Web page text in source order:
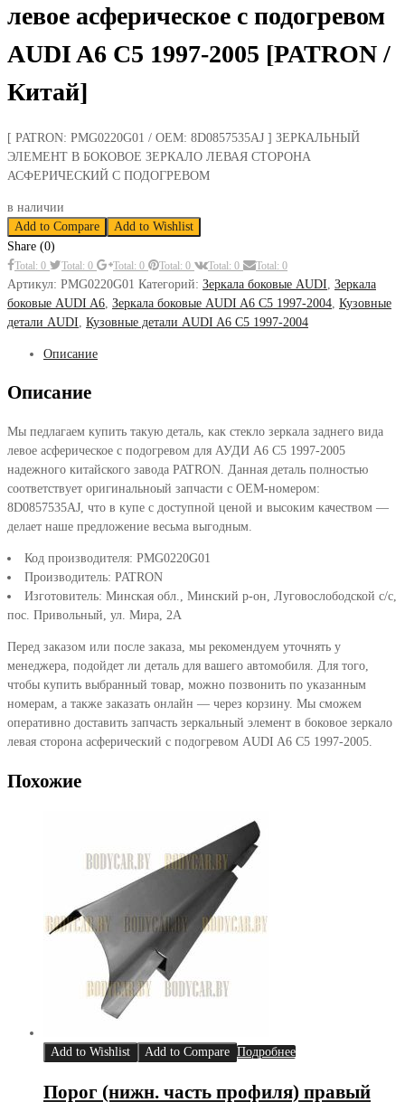
левое асферическое с подогревом
AUDI A6 C5 1997-2005 [PATRON /
Китай]
[ PATRON: PMG0220G01 / OEM: 8D0857535AJ ] ЗЕРКАЛЬНЫЙ
ЭЛЕМЕНТ В БОКОВОЕ ЗЕРКАЛО ЛЕВАЯ СТОРОНА
АСФЕРИЧЕСКИЙ С ПОДОГРЕВОМ
в наличии
Add to Compare
Add to Wishlist
Share (0)
Total: 0 Total: 0 Total: 0 Total: 0 Total: 0 Total: 0
Артикул: PMG0220G01 Категорий: Зеркала боковые AUDI Зеркала
боковые AUDI A6 Зеркала боковые AUDI A6 C5 1997-2004 Кузовные
детали AUDI Кузовные детали AUDI A6 C5 1997-2004
Описание
Описание
Мы педлагаем купить такую деталь, как стекло зеркала заднего вида
левое асферическое с подогревом для АУДИ А6 С5 1997-2005
надежного китайского завода PATRON. Данная деталь полностью
соответствует оригинальноый запчасти с OEM-номером:
8D0857535AJ, что в купе с доступной ценой и высоким качеством —
делает наше предложение весьма выгодным.
Код производителя: PMG0220G01
Производитель: PATRON
Изготовитель: Минская обл., Минский р-он, Луговослободской с/с,
пос. Привольный, ул. Мира, 2А
Перед заказом или после заказа, мы рекомендуем уточнять у
менеджера, подойдет ли деталь для вашего автомобиля. Для того,
чтобы купить выбранный товар, можно позвонить по указанным
номерам, а также заказать онлайн — через корзину. Мы сможем
оперативно доставить запчасть зеркальный элемент в боковое зеркало
левая сторона асферический с подогревом AUDI A6 C5 1997-2005.
Похожие
Add to Wishlist Add to Compare Подробнее
Порог (нижн. часть профиля) правый